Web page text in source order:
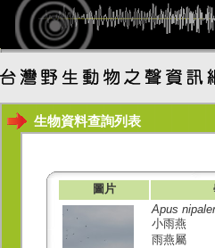
生物資料查詢列表
圖片
Apus
小雨燕
雨燕屬